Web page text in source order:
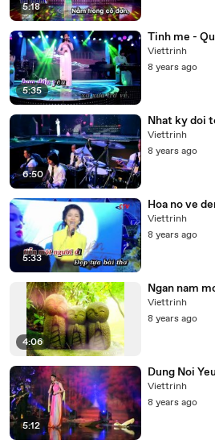
5:18
5:35
Tinh me -
Viettrinh
8 years ago
6:50
Nhat ky doi
Viettrinh
8 years ago
5:33
Hoa no ve
Viettrinh
8 years ago
4:06
Ngan nam
Viettrinh
8 years ago
5:12
Dung Noi
Viettrinh
8 years ago